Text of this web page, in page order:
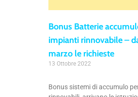
Bonus Batterie
impianti rinnovabile –
marzo le richieste
13 Ottobre 2022
Bonus sistemi di accumulo